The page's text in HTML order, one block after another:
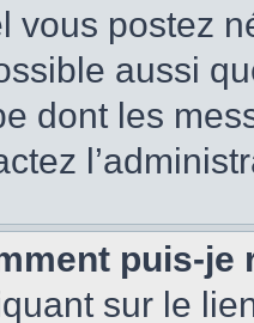
vous postez
aussi
dont les
puis-je
sur le